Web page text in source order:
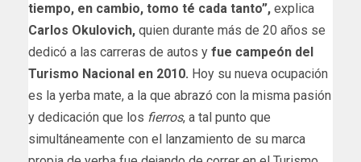
tiempo, en cambio, tomo té cada tanto”, explica
Carlos Okulovich, quien durante más de 20 años se
dedicó a las carreras de autos y fue campeón del
Turismo Nacional en 2010. Hoy su nueva ocupación
es la yerba mate, a la que abrazó con la misma pasión
y dedicación que los fierros, a tal punto que
simultáneamente con el lanzamiento de su marca